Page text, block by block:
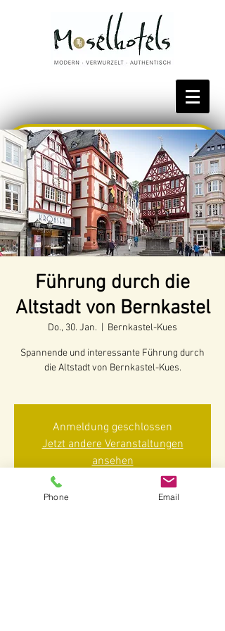
Bestpreis reservieren
Führung durch die
Altstadt von Bernkastel
Do., 30. Jan. Bernkastel-Kues
Spannende und interessante Führung durch
die Altstadt von Bernkastel-Kues.
Anmeldung geschlossen
Jetzt andere Veranstaltungen
ansehen
Phone Email